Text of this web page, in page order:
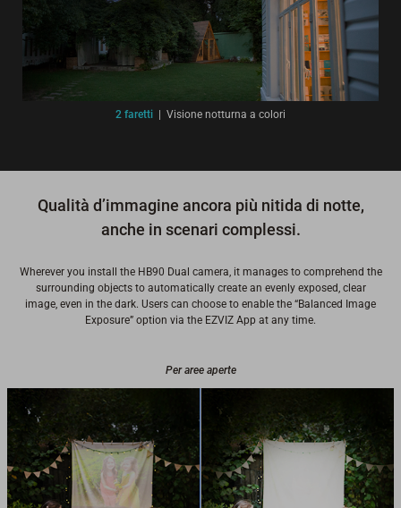
2 faretti Visione notturna a colori
Qualità d’immagine ancora più nitida di notte,
anche in scenari complessi.
Wherever you install the HB90 Dual camera, it manages to comprehend the
surrounding objects to automatically create an evenly exposed, clear
image, even in the dark. Users can choose to enable the “Balanced Image
Exposure” option via the EZVIZ App at any time.
Per aree aperte